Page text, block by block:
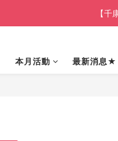
【
本月活動 最新消息★